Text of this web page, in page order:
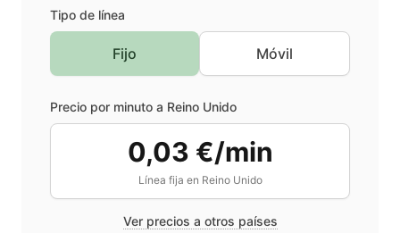
Tipo de línea
Fijo Móvil
Precio por minuto a Reino Unido
0,03 €/min
Línea fija en Reino Unido
Ver precios a otros países